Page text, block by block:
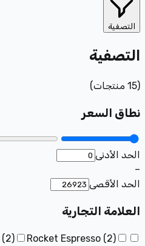
التصفية
التصفية
(
15 منتجات)
نطاق السعر
الحد الأدنى
–
الحد الأقصى
العلامة التجارية
(2) Rocket Espresso (2)